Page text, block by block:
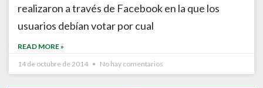
realizaron a través de Facebook en la que los
usuarios debían votar por cual
READ MORE »
14 de octubre de 2014
No hay comentarios